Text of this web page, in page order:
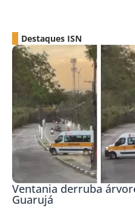
Destaques ISN
Ventania derruba
Guarujá